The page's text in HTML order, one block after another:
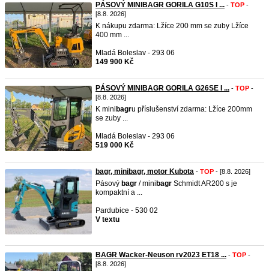
PÁSOVÝ MINIBAGR GORILA G10S I ... - TOP -
[8.8. 2026]
K nákupu zdarma: Lžíce 200 mm se zuby Lžíce
400 mm ...
Mladá Boleslav - 293 06
149 900 Kč
PÁSOVÝ MINIBAGR GORILA G26SE I ... - TOP -
[8.8. 2026]
K mini bagru příslušenství zdarma: Lžíce 200mm
se zuby ...
Mladá Boleslav - 293 06
519 000 Kč
bagr, minibagr, motor Kubota - TOP - [8.8. 2026]
Pásový bagr / mini bagr Schmidt AR200 s je
kompaktní a ...
Pardubice - 530 02
V textu
BAGR Wacker-Neuson rv2023 ET18 ... - TOP -
[8.8. 2026]